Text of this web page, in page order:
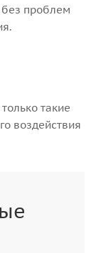
проблем
такие
воздействия